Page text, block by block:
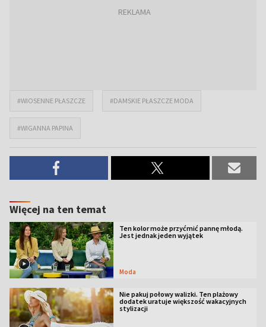
#WIOSENNE PŁASZCZE #DAMSKIE PŁASZCZE MODA
#WIGANNA PAPINA
Więcej na ten temat
Ten kolor może przyćmić pannę młodą.
Jest jednak jeden wyjątek
Moda
Nie pakuj połowy walizki. Ten plażowy
dodatek uratuje większość wakacyjnych
stylizacji